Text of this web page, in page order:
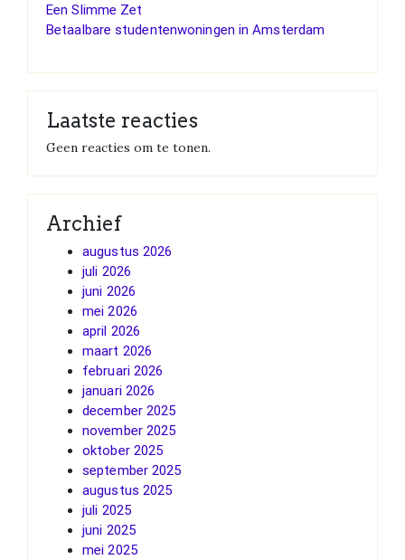
Een Slimme Zet
Betaalbare studentenwoningen in Amsterdam
Laatste reacties
Geen reacties om te tonen.
Archief
augustus 2026
juli 2026
juni 2026
mei 2026
april 2026
maart 2026
februari 2026
januari 2026
december 2025
november 2025
oktober 2025
september 2025
augustus 2025
juli 2025
juni 2025
mei 2025